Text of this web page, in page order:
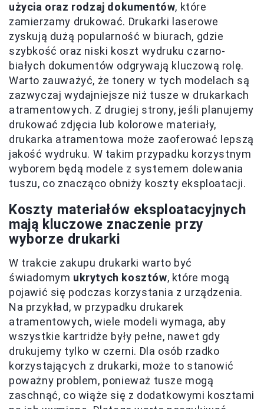
użycia oraz rodzaj dokumentów, które
zamierzamy drukować. Drukarki laserowe
zyskują dużą popularność w biurach, gdzie
szybkość oraz niski koszt wydruku czarno-
białych dokumentów odgrywają kluczową rolę.
Warto zauważyć, że tonery w tych modelach są
zazwyczaj wydajniejsze niż tusze w drukarkach
atramentowych. Z drugiej strony, jeśli planujemy
drukować zdjęcia lub kolorowe materiały,
drukarka atramentowa może zaoferować lepszą
jakość wydruku. W takim przypadku korzystnym
wyborem będą modele z systemem dolewania
tuszu, co znacząco obniży koszty eksploatacji.
Koszty materiałów eksploatacyjnych
mają kluczowe znaczenie przy
wyborze drukarki
W trakcie zakupu drukarki warto być
świadomym ukrytych kosztów, które mogą
pojawić się podczas korzystania z urządzenia.
Na przykład, w przypadku drukarek
atramentowych, wiele modeli wymaga, aby
wszystkie kartridże były pełne, nawet gdy
drukujemy tylko w czerni. Dla osób rzadko
korzystających z drukarki, może to stanowić
poważny problem, ponieważ tusze mogą
zaschnąć, co wiąże się z dodatkowymi kosztami